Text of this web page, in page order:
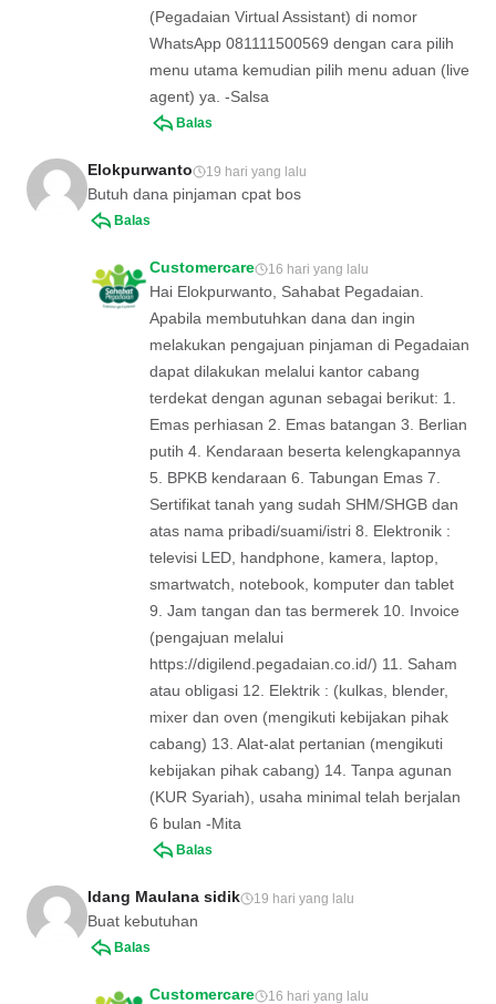
(Pegadaian Virtual Assistant) di nomor
WhatsApp 081111500569 dengan cara pilih
menu utama kemudian pilih menu aduan (live
agent) ya. -Salsa
Balas
Elokpurwanto 19 hari yang lalu
Butuh dana pinjaman cpat bos
Balas
Customercare 16 hari yang lalu
Hai Elokpurwanto, Sahabat Pegadaian.
Apabila membutuhkan dana dan ingin
melakukan pengajuan pinjaman di Pegadaian
dapat dilakukan melalui kantor cabang
terdekat dengan agunan sebagai berikut: 1.
Emas perhiasan 2. Emas batangan 3. Berlian
putih 4. Kendaraan beserta kelengkapannya
5. BPKB kendaraan 6. Tabungan Emas 7.
Sertifikat tanah yang sudah SHM/SHGB dan
atas nama pribadi/suami/istri 8. Elektronik :
televisi LED, handphone, kamera, laptop,
smartwatch, notebook, komputer dan tablet
9. Jam tangan dan tas bermerek 10. Invoice
(pengajuan melalui
https://digilend.pegadaian.co.id/) 11. Saham
atau obligasi 12. Elektrik : (kulkas, blender,
mixer dan oven (mengikuti kebijakan pihak
cabang) 13. Alat-alat pertanian (mengikuti
kebijakan pihak cabang) 14. Tanpa agunan
(KUR Syariah), usaha minimal telah berjalan
6 bulan -Mita
Balas
Idang Maulana sidik 19 hari yang lalu
Buat kebutuhan
Balas
Customercare 16 hari yang lalu